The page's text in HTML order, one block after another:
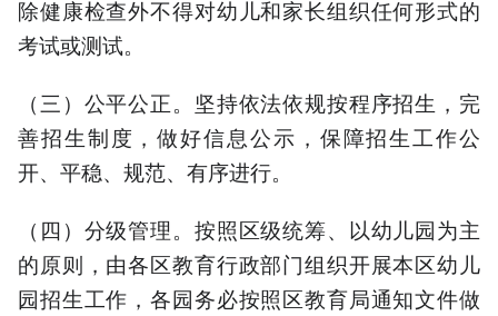
除健康检查外不得对幼儿和家长组织任何形式的
考试或测试。
（三）公平公正。坚持依法依规按程序招生，完
善招生制度，做好信息公示，保障招生工作公
开、平稳、规范、有序进行。
（四）分级管理。按照区级统筹、以幼儿园为主
的原则，由各区教育行政部门组织开展本区幼儿
园招生工作，各园务必按照区教育局通知文件做